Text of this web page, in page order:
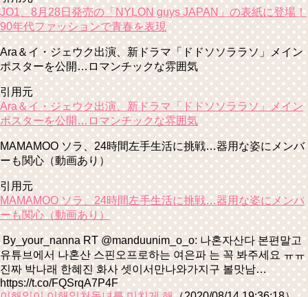
JO1、8月28日発売の「NYLON guys JAPAN」の表紙に登場！
90年代ファッションで青春を表現
Ara＆イ・ジェウク出演、新ドラマ「ドドソソララソ」メイン
ポスターを公開…ロマンチックな雰囲気
引用元
Ara＆イ・ジェウク出演、新ドラマ「ドドソソララソ」メイン
ポスターを公開…ロマンチックな雰囲気
MAMAMOO ソラ、24時間左手生活に挑戦…器用な姿にメンバ
ーも関心（動画あり）
引用元
MAMAMOO ソラ、24時間左手生活に挑戦…器用な姿にメンバ
ーも関心（動画あり）
By_your_nanna RT @manduunim_o_o: 나혼자산다 본편말고
유튜브에서 나혼산 스핀오프로하는 여은파 는 꼭 봐주세요 ㅠㅠ
진짜 박나래 한혜진 화사 셋이서만나와가지구 볼맛남…
https://t.co/FQSrqA7P4F